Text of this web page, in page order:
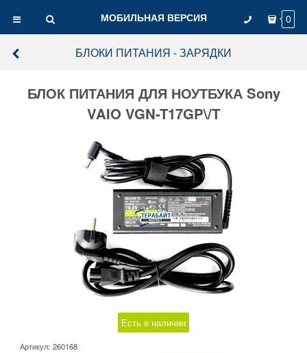
МОБИЛЬНАЯ ВЕРСИЯ 0
БЛОКИ ПИТАНИЯ - ЗАРЯДКИ
БЛОК ПИТАНИЯ ДЛЯ НОУТБУКА Sony
VAIO VGN-T17GP\/T
Есть в наличии
Артикул: 260168